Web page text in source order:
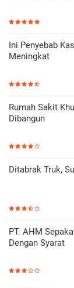
Ini Penyebab
Meningkat
Rumah Sakit
Dibangun
Ditabrak Truk,
PT. AHM
Dengan Syarat